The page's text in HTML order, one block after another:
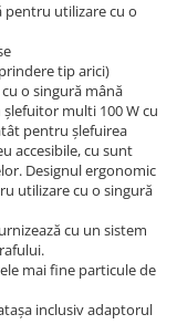
pentru utilizare cu o
tip arici)
o singură mână
şlefuitor multi 100 W cu
pentru şlefuirea
accesibile, cu sunt
Designul ergonomic
utilizare cu o singură
cu un sistem
mai fine particule de
inclusiv adaptorul